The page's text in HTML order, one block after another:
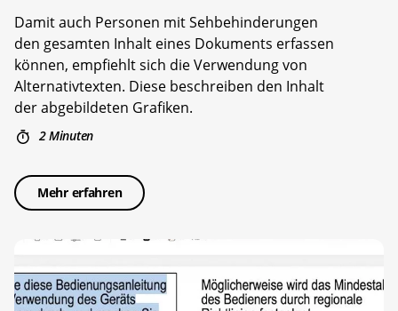
Damit auch Personen mit Sehbehinderungen
den gesamten Inhalt eines Dokuments erfassen
können, empfiehlt sich die Verwendung von
Alternativtexten. Diese beschreiben den Inhalt
der abgebildeten Grafiken.
2 Minuten
Mehr erfahren